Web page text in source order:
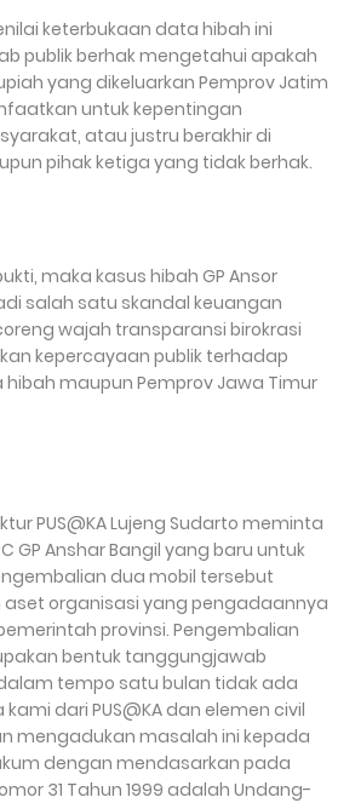
keterbukaan data hibah ini
publik berhak mengetahui apakah
yang dikeluarkan Pemprov Jatim
untuk kepentingan
atau justru berakhir di
pihak ketiga yang tidak berhak.
maka kasus hibah GP Ansor
salah satu skandal keuangan
wajah transparansi birokrasi
kepercayaan publik terhadap
maupun Pemprov Jawa Timur
PUS@KA Lujeng Sudarto meminta
GP Anshar Bangil yang baru untuk
dua mobil tersebut
organisasi yang pengadaannya
provinsi. Pengembalian
bentuk tanggungjawab
tempo satu bulan tidak ada
dari PUS@KA dan elemen civil
mengadukan masalah ini kepada
dengan mendasarkan pada
31 Tahun 1999 adalah Undang-